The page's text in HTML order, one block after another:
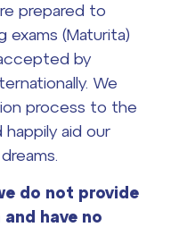
prepared to
exams (Maturita)
by
We
process to the
aid our
do not provide
have no